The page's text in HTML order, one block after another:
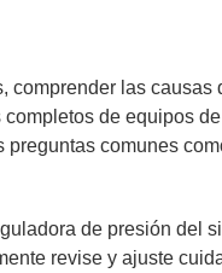
comprender las
completos de equipos
comunes
de presión del
revise y ajuste